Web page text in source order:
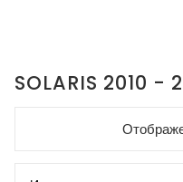
SOLARIS 2010 -